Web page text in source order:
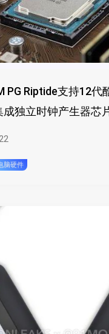
PG Riptide支持12代
成独立时钟产生器芯
脑硬件